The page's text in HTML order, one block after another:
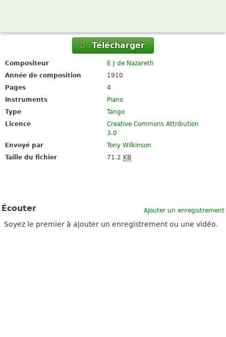
Télécharger
Compositeur
E J de Nazareth
Année de composition
1910
Pages
4
Instruments
Piano
Type
Tango
Licence
Creative Commons Attribution
3.0
Envoyé par
Tony Wilkinson
Taille du fichier
71.2 KB
Ajouter un enregistrement
Écouter
Soyez le premier à ajouter un enregistrement ou une vidéo.